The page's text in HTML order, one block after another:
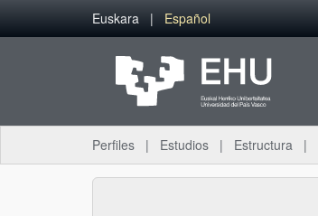
Saltar al contenido principal
Euskara Español
Perfiles Estudios Estructura